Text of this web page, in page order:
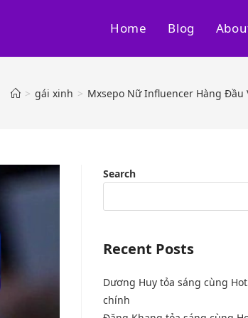
Home Blog
> gái xinh > Mxsepo Nữ Influencer Hàng Đầu
Search
Recent Posts
Dương Huy tỏa sáng cùng
chính